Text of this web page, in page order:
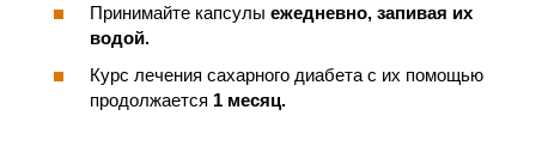
Принимайте капсулы ежедневно, запивая их
водой.
Курс лечения сахарного диабета с их помощью
продолжается 1 месяц.